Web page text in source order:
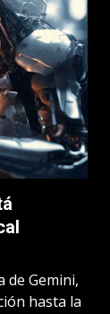
de Gemini,
hasta la